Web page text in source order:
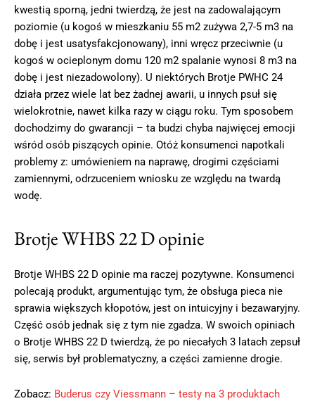
kwestią sporną, jedni twierdzą, że jest na zadowalającym
poziomie (u kogoś w mieszkaniu 55 m2 zużywa 2,7-5 m3 na
dobę i jest usatysfakcjonowany), inni wręcz przeciwnie (u
kogoś w ocieplonym domu 120 m2 spalanie wynosi 8 m3 na
dobę i jest niezadowolony). U niektórych Brotje PWHC 24
działa przez wiele lat bez żadnej awarii, u innych psuł się
wielokrotnie, nawet kilka razy w ciągu roku. Tym sposobem
dochodzimy do gwarancji – ta budzi chyba najwięcej emocji
wśród osób piszących opinie. Otóż konsumenci napotkali
problemy z: umówieniem na naprawę, drogimi częściami
zamiennymi, odrzuceniem wniosku ze względu na twardą
wodę.
Brotje WHBS 22 D opinie
Brotje WHBS 22 D opinie ma raczej pozytywne. Konsumenci
polecają produkt, argumentując tym, że obsługa pieca nie
sprawia większych kłopotów, jest on intuicyjny i bezawaryjny.
Część osób jednak się z tym nie zgadza. W swoich opiniach
o Brotje WHBS 22 D twierdzą, że po niecałych 3 latach zepsuł
się, serwis był problematyczny, a części zamienne drogie.
Zobacz: Buderus czy Viessmann – testy na 3 produktach